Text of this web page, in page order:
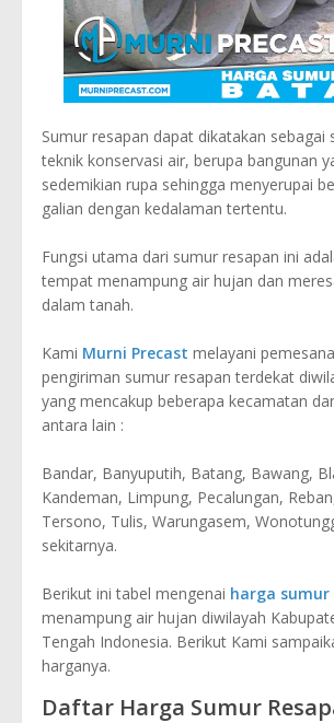
Sumur resapan dapat dikatakan sebagai
teknik konservasi air, berupa bangunan
sedemikian rupa sehingga menyerupai
galian dengan kedalaman tertentu.
Fungsi utama dari sumur resapan ini
tempat menampung air hujan dan
dalam tanah.
Kami Murni Precast melayani
pengiriman sumur resapan terdekat
yang mencakup beberapa kecamatan
antara lain :
Bandar, Banyuputih, Batang, Bawang,
Kandeman, Limpung, Pecalungan,
Tersono, Tulis, Warungasem,
sekitarnya.
Berikut ini tabel mengenai harga sumur
menampung air hujan diwilayah
Tengah Indonesia. Berikut Kami
harganya.
Daftar Harga Sumur